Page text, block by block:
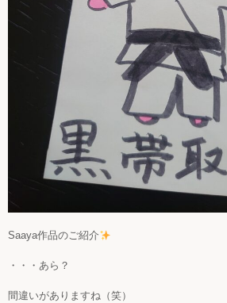
Saaya作品のご紹介
・・・あら？
間違いがありますね（笑）